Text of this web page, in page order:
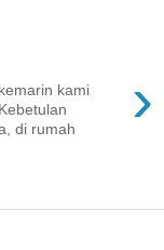
›
kami
di rumah